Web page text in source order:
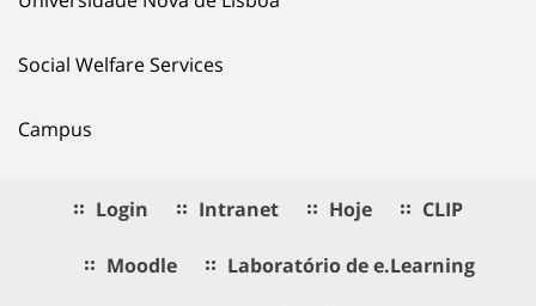
Social Welfare Services
Campus
Login Intranet Hoje CLIP
Moodle Laboratório de e.Learning